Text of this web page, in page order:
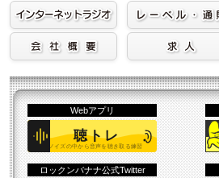
Webアプリ
ロックンバナナ公式Twitter